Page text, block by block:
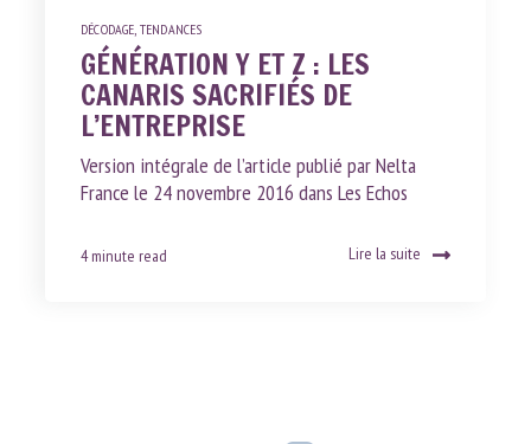
DÉCODAGE TENDANCES
GÉNÉRATION Y ET Z : LES
CANARIS SACRIFIÉS DE
L’ENTREPRISE
Version intégrale de l’article publié par Nelta
France le 24 novembre 2016 dans Les Echos
4 minute read Lire la suite